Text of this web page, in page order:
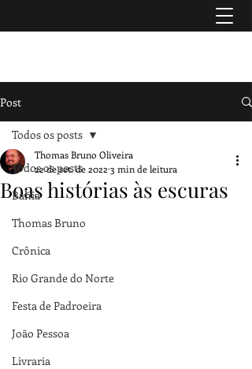
Post
Todos os posts
Bahia
Thomas Bruno
Crônica
Rio Grande do Norte
Festa de Padroeira
João Pessoa
Livraria
Todos os posts
Boas histórias às escuras
Thomas Bruno Oliveira
22 de set. de 2022 3 min de leitura